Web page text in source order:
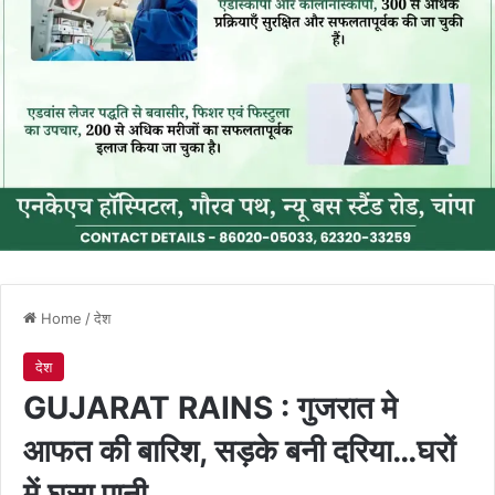
Home /देश
देश
GUJARAT RAINS : गुजरात मे
आफत की बारिश, सड़के बनी दरिया…घरों